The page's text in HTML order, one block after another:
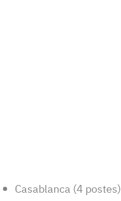
Casablanca (4 postes)